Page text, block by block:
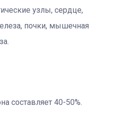
узлы, сердце,
почки, мышечная
составляет 40-50%.